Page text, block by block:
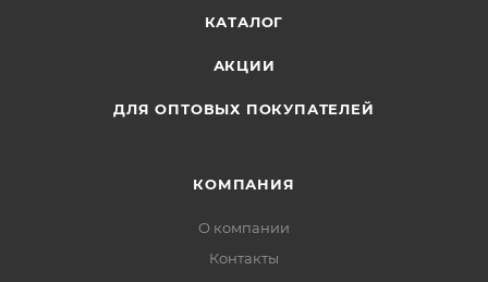
КАТАЛОГ
АКЦИИ
ДЛЯ ОПТОВЫХ ПОКУПАТЕЛЕЙ
КОМПАНИЯ
О компании
Контакты